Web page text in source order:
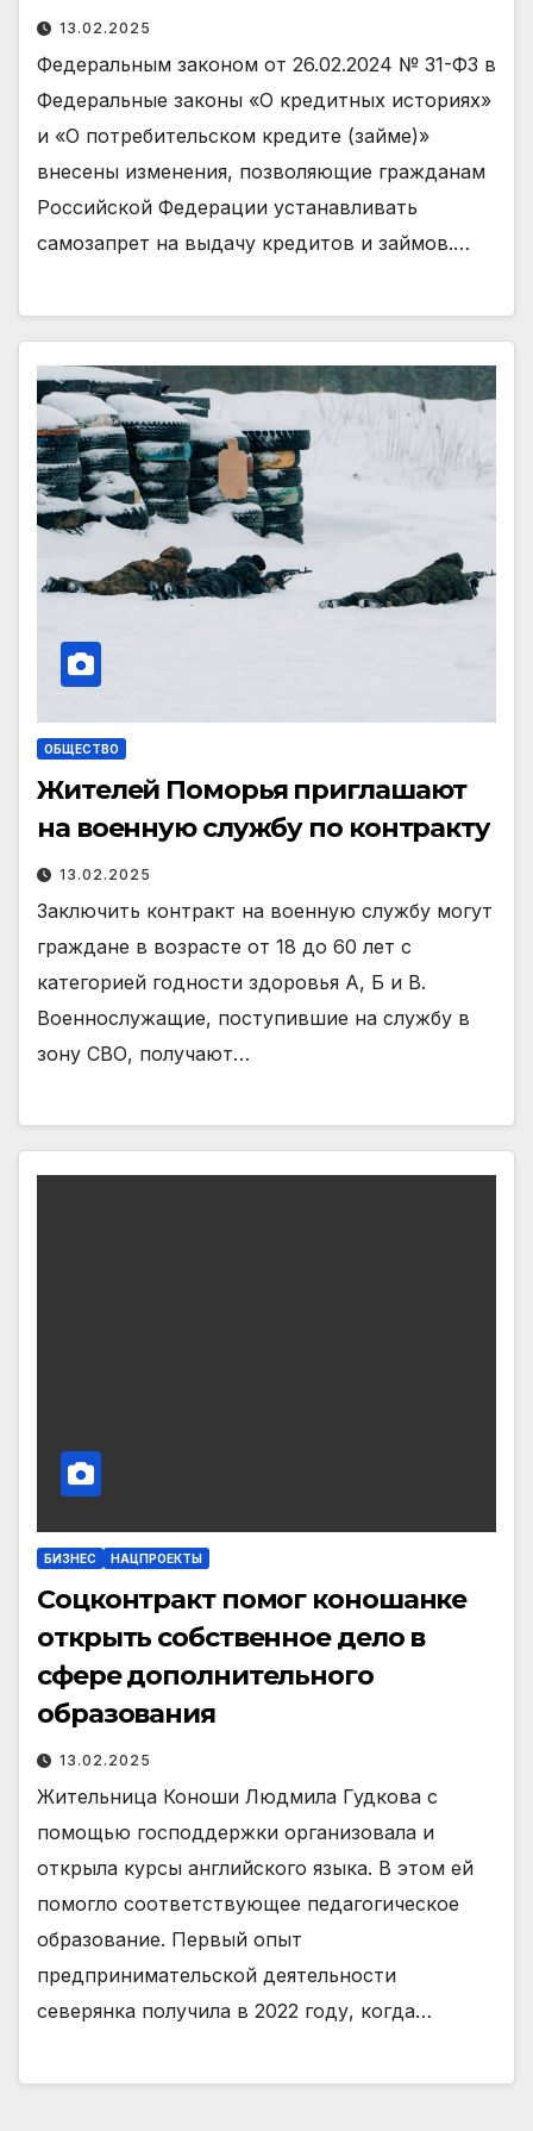
13.02.2025
Федеральным законом от 26.02.2024 № 31-ФЗ в
Федеральные законы «О кредитных историях»
и «О потребительском кредите (займе)»
внесены изменения, позволяющие гражданам
Российской Федерации устанавливать
самозапрет на выдачу кредитов и займов.…
ОБЩЕСТВО
Жителей Поморья приглашают
на военную службу по контракту
13.02.2025
Заключить контракт на военную службу могут
граждане в возрасте от 18 до 60 лет с
категорией годности здоровья А, Б и В.
Военнослужащие, поступившие на службу в
зону СВО, получают…
БИЗНЕС НАЦПРОЕКТЫ
Соцконтракт помог коношанке
открыть собственное дело в
сфере дополнительного
образования
13.02.2025
Жительница Коноши Людмила Гудкова с
помощью господдержки организовала и
открыла курсы английского языка. В этом ей
помогло соответствующее педагогическое
образование. Первый опыт
предпринимательской деятельности
северянка получила в 2022 году, когда…